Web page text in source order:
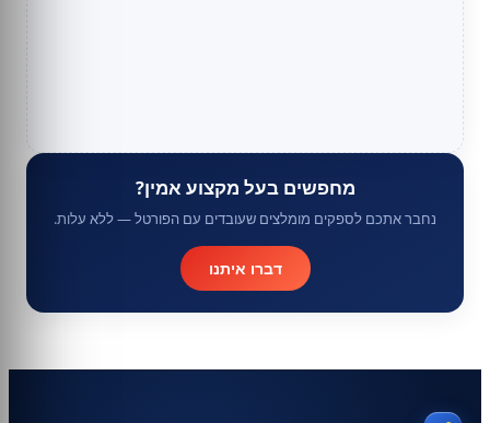
מחפשים בעל מקצוע אמין?
נחבר אתכם לספקים מומלצים שעובדים עם הפורטל — ללא עלות.
דברו איתנו